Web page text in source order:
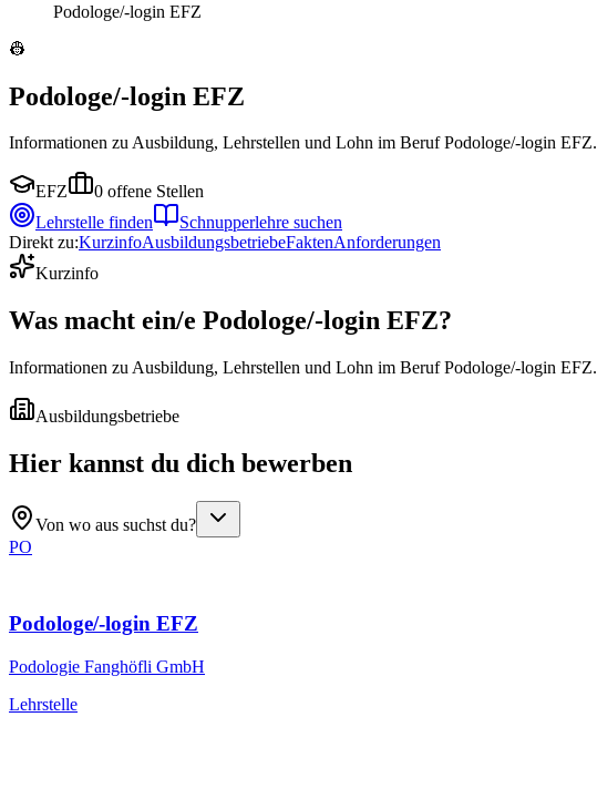
Podologe/-login EFZ
👷
Podologe/-login EFZ
Informationen zu Ausbildung, Lehrstellen und Lohn im Beruf Podologe/-login EFZ.
EFZ 0 offene Stellen
Lehrstelle finden
Schnupperlehre suchen
Direkt zu:KurzinfoAusbildungsbetriebeFaktenAnforderungen
Kurzinfo
Was macht ein/e Podologe/-login EFZ?
Informationen zu Ausbildung, Lehrstellen und Lohn im Beruf Podologe/-login EFZ.
Ausbildungsbetriebe
Hier kannst du dich bewerben
Von wo aus suchst du?
PO
Podologe/-login EFZ
Podologie Fanghöfli GmbH
Lehrstelle